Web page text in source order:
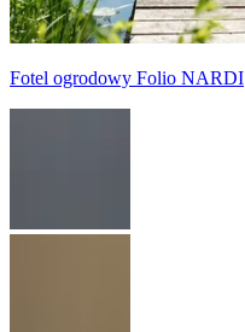
Fotel ogrodowy Folio NARDI